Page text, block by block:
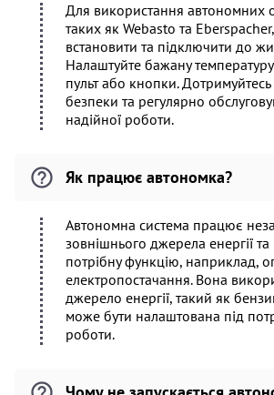
Для використання автономних
таких як Webasto та
встановити та підключити до
Налаштуйте бажану
пульт або кнопки. Дотримуйтесь
безпеки та регулярно
надійної роботи.
Як працює автономка?
Автономна система працює
зовнішнього джерела енергії
потрібну функцію, наприклад,
електропостачання. Вона
джерело енергії, такий як
може бути налаштована під
роботи.